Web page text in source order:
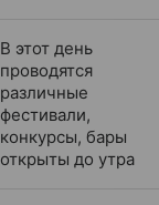
В этот день
проводятся
различные
фестивали,
конкурсы, бары
открыты до утра